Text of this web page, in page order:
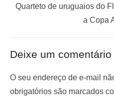
a
o
e
P
a
i
o
P
m
o
Quarteto de uruguaios do
a Copa
Deixe um comentário
O seu endereço de e-mail
obrigatórios são marcados